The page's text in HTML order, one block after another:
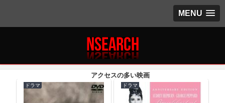
MENU
ドラマ ドラマ